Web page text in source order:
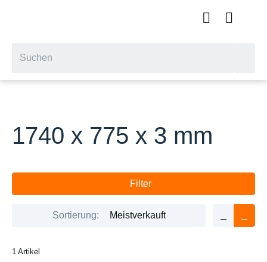
1740 x 775 x 3 mm
Filter
Sortierung: Meistverkauft
1 Artikel